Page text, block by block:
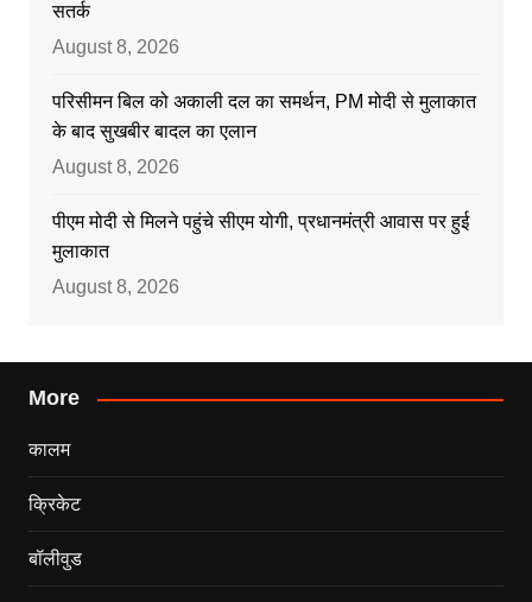
सतर्क
August 8, 2026
परिसीमन बिल को अकाली दल का समर्थन, PM मोदी से मुलाकात
के बाद सुखबीर बादल का एलान
August 8, 2026
पीएम मोदी से मिलने पहुंचे सीएम योगी, प्रधानमंत्री आवास पर हुई
मुलाकात
August 8, 2026
More
कालम
क्रिकेट
बॉलीवुड